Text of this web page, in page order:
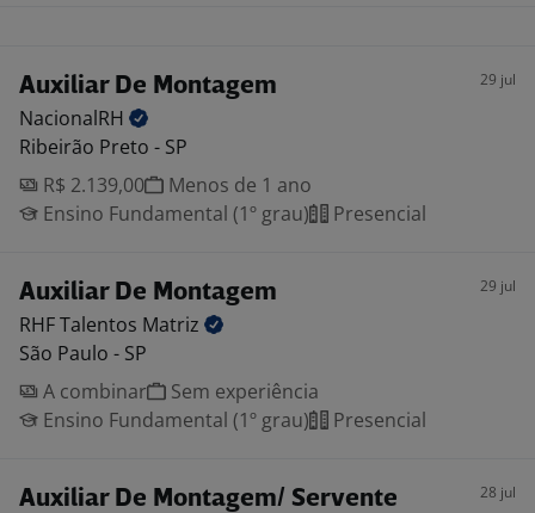
Auxiliar De Montagem 29 jul
NacionalRH
Ribeirão Preto - SP
R$ 2.139,00
Menos de 1 ano
Ensino Fundamental (1º grau)
Presencial
Auxiliar De Montagem 29 jul
RHF Talentos Matriz
São Paulo - SP
A combinar
Sem experiência
Ensino Fundamental (1º grau)
Presencial
Auxiliar De Montagem/ Servente 28 jul